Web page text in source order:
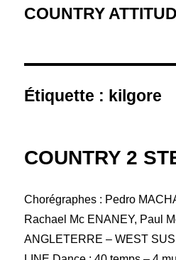
COUNTRY
Étiquette : kilgore
COUNTRY 2
Chorégraphes : Pedro
Rachael Mc ENANEY, Paul
ANGLETERRE – WEST